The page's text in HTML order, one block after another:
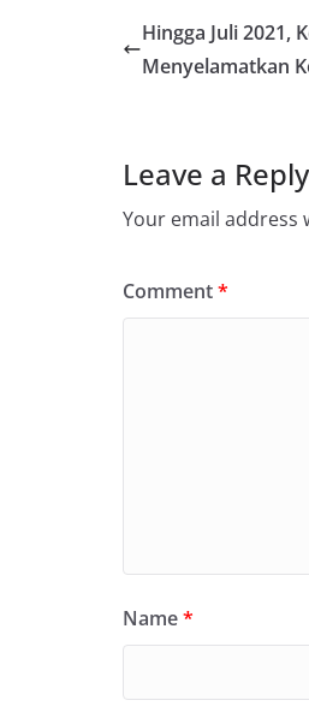
Hingga Juli 2021,
Menyelamatkan
Leave a Reply
Your email address
Comment*
Name*